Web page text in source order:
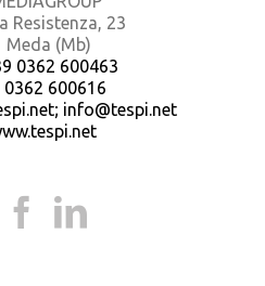
Resistenza, 23
Meda (Mb)
0362 600463
0362 600616
info@tespi.net